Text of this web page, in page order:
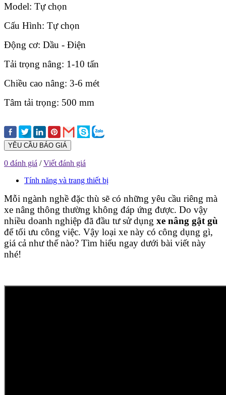
Model: Tự chọn
Cấu Hình: Tự chọn
Động cơ: Dầu - Điện
Tải trọng nâng: 1-10 tấn
Chiều cao nâng: 3-6 mét
Tâm tải trọng: 500 mm
YÊU CẦU BÁO GIÁ
0 đánh giá /Viết đánh giá
Tính năng và trang thiết bị
Mỗi ngành nghề đặc thù sẽ có những yêu cầu riêng mà
xe nâng thông thường không đáp ứng được. Do vậy
nhiều doanh nghiệp đã đầu tư sử dụng xe nâng gật gù
để tối ưu công việc. Vậy loại xe này có công dụng gì,
giá cả như thế nào? Tìm hiểu ngay dưới bài viết này
nhé!